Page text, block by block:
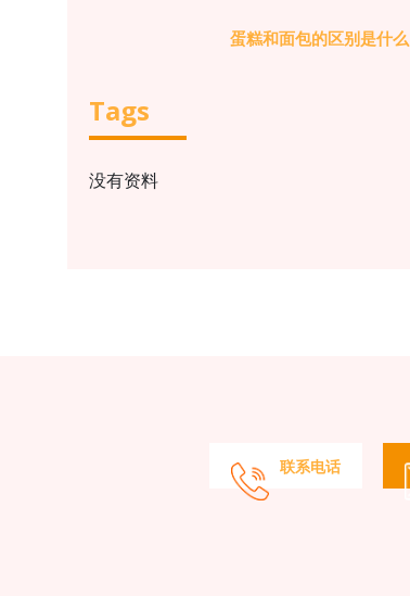
蛋糕和面包的区别是什么
Tags
没有资料
联系电话